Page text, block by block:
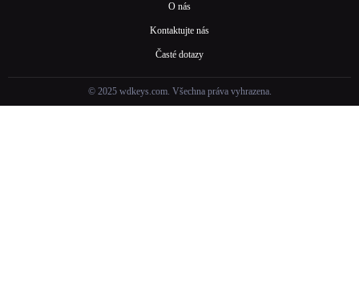
O nás
Kontaktujte nás
Časté dotazy
© 2025 wdkeys.com. Všechna práva vyhrazena.